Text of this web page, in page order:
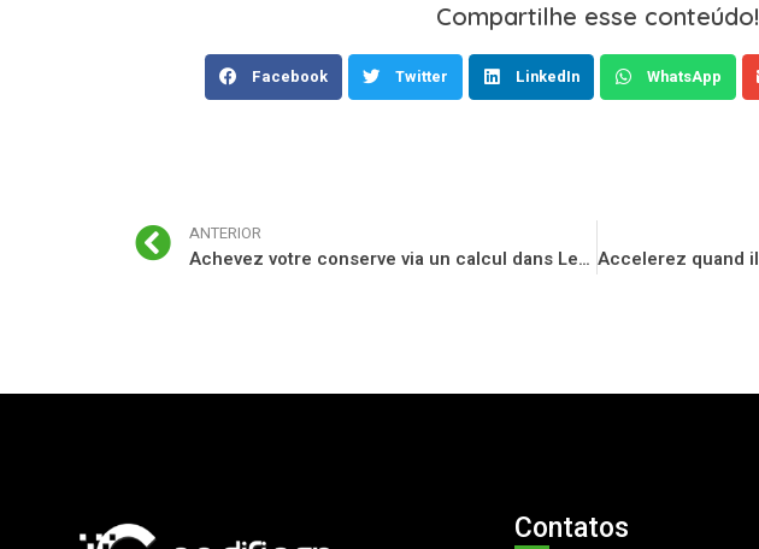
Compartilhe esse conteúdo!
Facebook Twitter LinkedIn WhatsApp
ANTERIOR
Achevez votre conserve via un calcul dans Leon Salle de jeu
Contatos